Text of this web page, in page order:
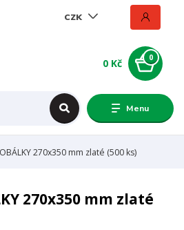
Menu
CZK
0
0 Kč
270x350 mm zlaté (500 ks)
270x350 mm zlaté